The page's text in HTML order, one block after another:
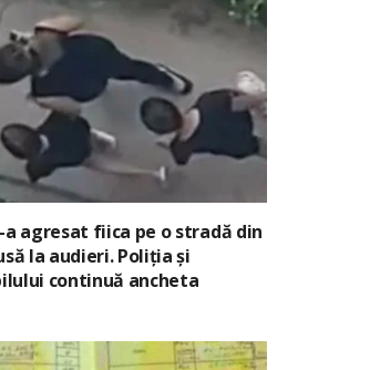
a agresat fiica pe o stradă din
la audieri. Poliția și
continuă ancheta